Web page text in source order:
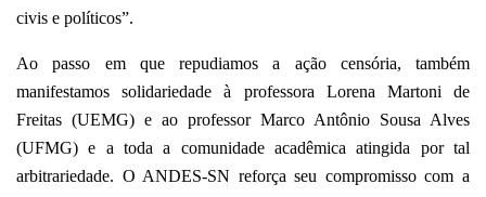
civis e políticos”.
Ao passo em que repudiamos a ação censória, também
manifestamos solidariedade à professora Lorena Martoni de
Freitas (UEMG) e ao professor Marco Antônio Sousa Alves
(UFMG) e a toda a comunidade acadêmica atingida por tal
arbitrariedade. O ANDES-SN reforça seu compromisso com a